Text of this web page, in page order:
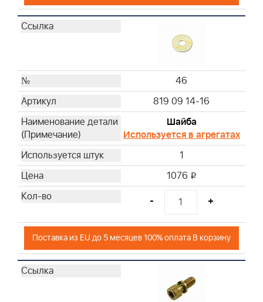
46
819 09 14-16
Шайба
Используется в агрегатах
1
1076 i
- +
Поставка из EU до 5 месяцев 100% оплата В корзину